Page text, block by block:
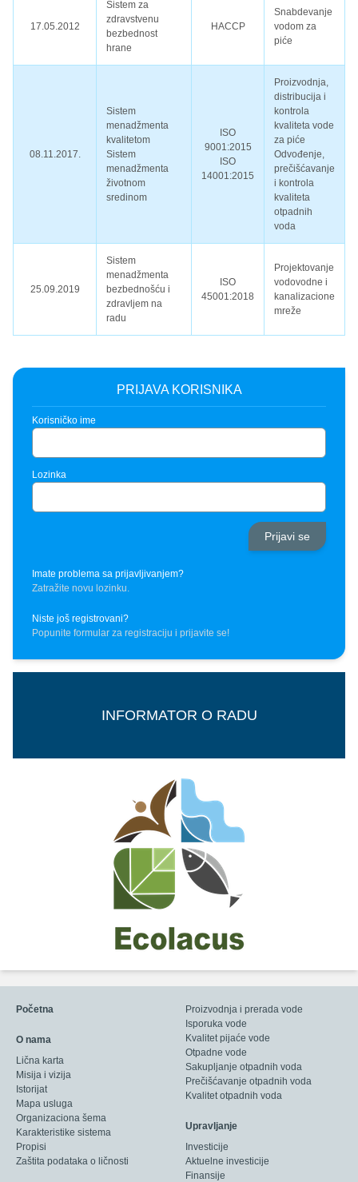
17.05.2012
Sistem za
zdravstvenu
bezbednost
hrane
HACCP
Snabdevanje
vodom za
piće
08.11.2017.
Sistem
menadžmenta
kvalitetom
Sistem
menadžmenta
životnom
sredinom
ISO
9001:2015
ISO
14001:2015
Proizvodnja,
distribucija i
kontrola
kvaliteta vode
za piće
Odvođenje,
prečišćavanje
i kontrola
kvaliteta
otpadnih
voda
25.09.2019
Sistem
menadžmenta
bezbednošću i
zdravljem na
radu
ISO
45001:2018
Projektovanje
vodovodne i
kanalizacione
mreže
PRIJAVA KORISNIKA
Korisničko ime
Lozinka
Imate problema sa prijavljivanjem?
Zatražite novu lozinku.
Niste još registrovani?
Popunite formular za registraciju i prijavite se!
INFORMATOR O RADU
Početna
O nama
Lična karta
Misija i vizija
Istorijat
Mapa usluga
Organizaciona šema
Karakteristike sistema
Propisi
Zaštita podataka o ličnosti
Proizvodnja i prerada vode
Isporuka vode
Kvalitet pijaće vode
Otpadne vode
Sakupljanje otpadnih voda
Prečišćavanje otpadnih voda
Kvalitet otpadnih voda
Upravljanje
Investicije
Aktuelne investicije
Finansije